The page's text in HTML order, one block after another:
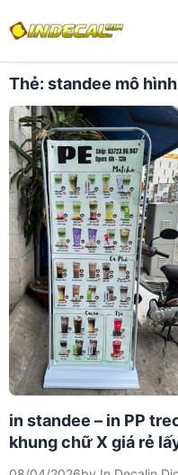
Thẻ: standee mô
in standee – in PP
khung chữ X giá rẻ